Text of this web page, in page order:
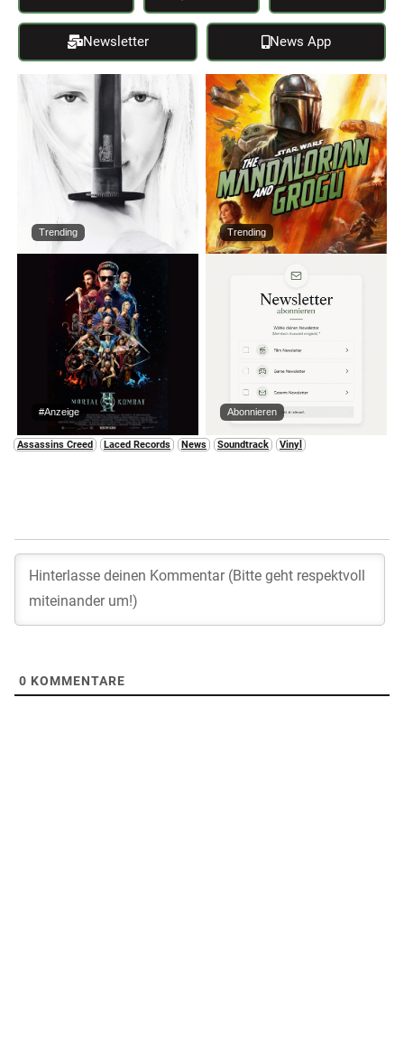
Newsletter News App
Trending Trending
#Anzeige Abonnieren
Assassins Creed Laced Records News Soundtrack Vinyl
0 KOMMENTARE